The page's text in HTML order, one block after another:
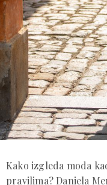
Kako izgleda moda
pravilima? Daniela